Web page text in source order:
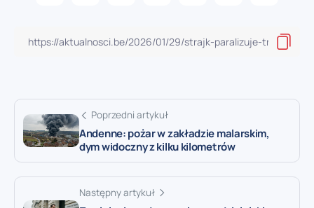
Poprzedni artykuł
Andenne: pożar w zakładzie malarskim,
dym widoczny z kilku kilometrów
Następny artykuł